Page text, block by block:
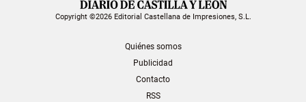
Copyright ©2026 Editorial Castellana de Impresiones, S.L.
Quiénes somos
Publicidad
Contacto
RSS